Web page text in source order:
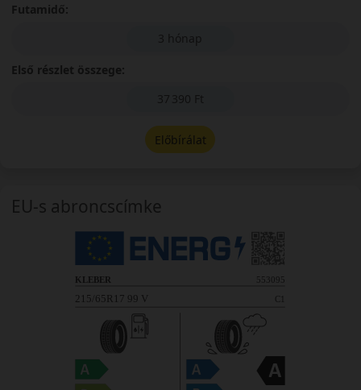
Futamidő:
3 hónap
Első részlet összege:
37 390 Ft
Előbírálat
EU-s abroncscímke